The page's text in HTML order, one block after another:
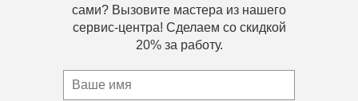
сами? Вызовите мастера из нашего
сервис-центра! Сделаем со скидкой
20% за работу.